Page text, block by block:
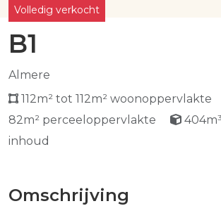
Volledig verkocht
B1
Almere
112m² tot 112m² woonoppervlakte
82m² perceeloppervlakte
inhoud
Omschrijving